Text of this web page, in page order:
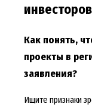
Как понять,
проекты в
заявления?
Ищите признаки